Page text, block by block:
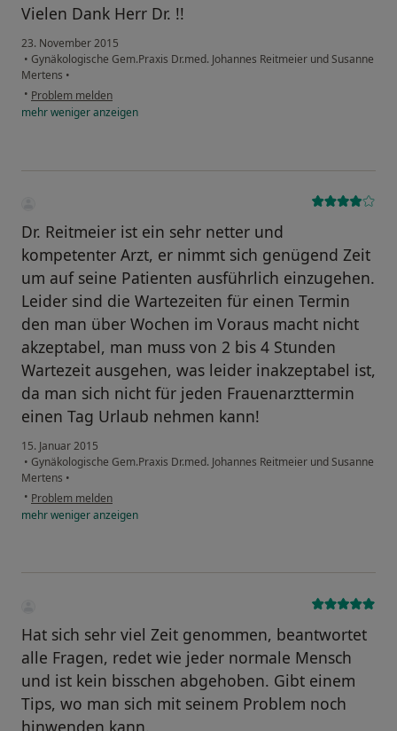
Vielen Dank Herr Dr. !!
23. November 2015
• Gynäkologische Gem.Praxis Dr.med. Johannes Reitmeier und Susanne
Mertens •
• Problem melden
mehrwenigeranzeigen
Dr. Reitmeier ist ein sehr netter und
kompetenter Arzt, er nimmt sich genügend Zeit
um auf seine Patienten ausführlich einzugehen.
Leider sind die Wartezeiten für einen Termin
den man über Wochen im Voraus macht nicht
akzeptabel, man muss von 2 bis 4 Stunden
Wartezeit ausgehen, was leider inakzeptabel ist,
da man sich nicht für jeden Frauenarzttermin
einen Tag Urlaub nehmen kann!
15. Januar 2015
• Gynäkologische Gem.Praxis Dr.med. Johannes Reitmeier und Susanne
Mertens •
• Problem melden
mehrwenigeranzeigen
Hat sich sehr viel Zeit genommen, beantwortet
alle Fragen, redet wie jeder normale Mensch
und ist kein bisschen abgehoben. Gibt einem
Tips, wo man sich mit seinem Problem noch
hinwenden kann.